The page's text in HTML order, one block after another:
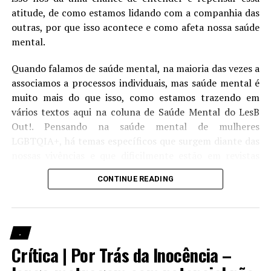
negras.
Também comentaram sobre como chegaram ao design
final da Núbia. Passando por características clássicas de
comentários sobre o arco dela não puderam ser muitos
específicos para evitar spoilers.
atitude, de como estamos lidando com a companhia das
outras, por que isso acontece e como afeta nossa saúde
mental.
Quando falamos de saúde mental, na maioria das vezes a
associamos a processos individuais, mas saúde mental é
muito mais do que isso, como estamos trazendo em
vários textos aqui na coluna de Saúde Mental do LesB
Out!. Pensando na saúde mental de mulheres
LGBTQIA+, há temas específicos que surgem diante das
científicas ou são temas de estudos feitos na área
acadêmica, mas que estão sendo discutidos e percebidos
LesB Saúde | Prevenção de ISTs para mulheres
Quem nunca frequentou um espaço (o famoso rolê) em
que estejam outras mulheres da comunidade LGBTQIA+
CONTINUE READING
.
Crítica | Por Trás da Inocência –